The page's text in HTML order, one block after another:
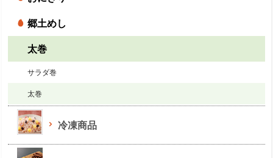
郷土めし
太巻
サラダ巻
太巻
冷凍商品